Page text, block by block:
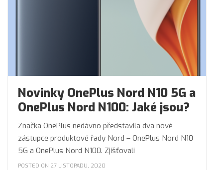
Novinky OnePlus Nord N10 5G a
OnePlus Nord N100: Jaké jsou?
Značka OnePlus nedávno představila dva nové
zástupce produktové řady Nord – OnePlus Nord N10
5G a OnePlus Nord N100. Zjišťovali
POSTED ON 27 LISTOPADU, 2020